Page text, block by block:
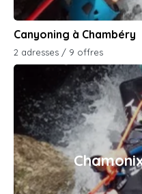
Canyoning à Chambéry
2 adresses / 9 offres